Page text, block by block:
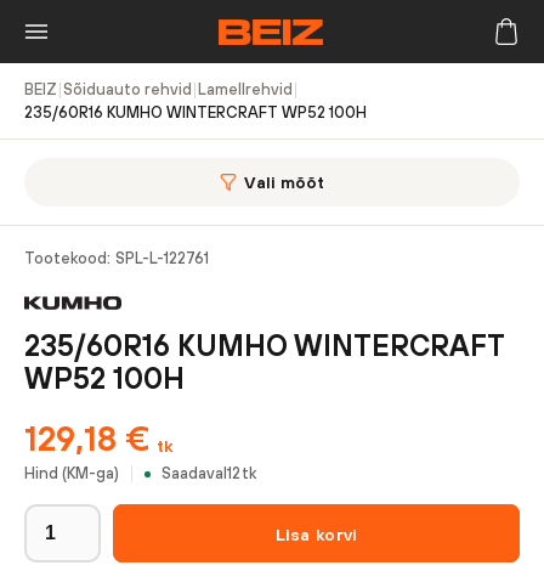
BEIZ Sõiduauto rehvid Lamellrehvid
235/60R16 KUMHO WINTERCRAFT WP52 100H
Vali mõõt
Tootekood: SPL-L-122761
235/60R16 KUMHO WINTERCRAFT
WP52 100H
129,18 € tk
Hind (KM-ga) Saadaval 12 tk
Lisa korvi